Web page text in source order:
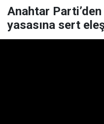
Anahtar
yasasına sert